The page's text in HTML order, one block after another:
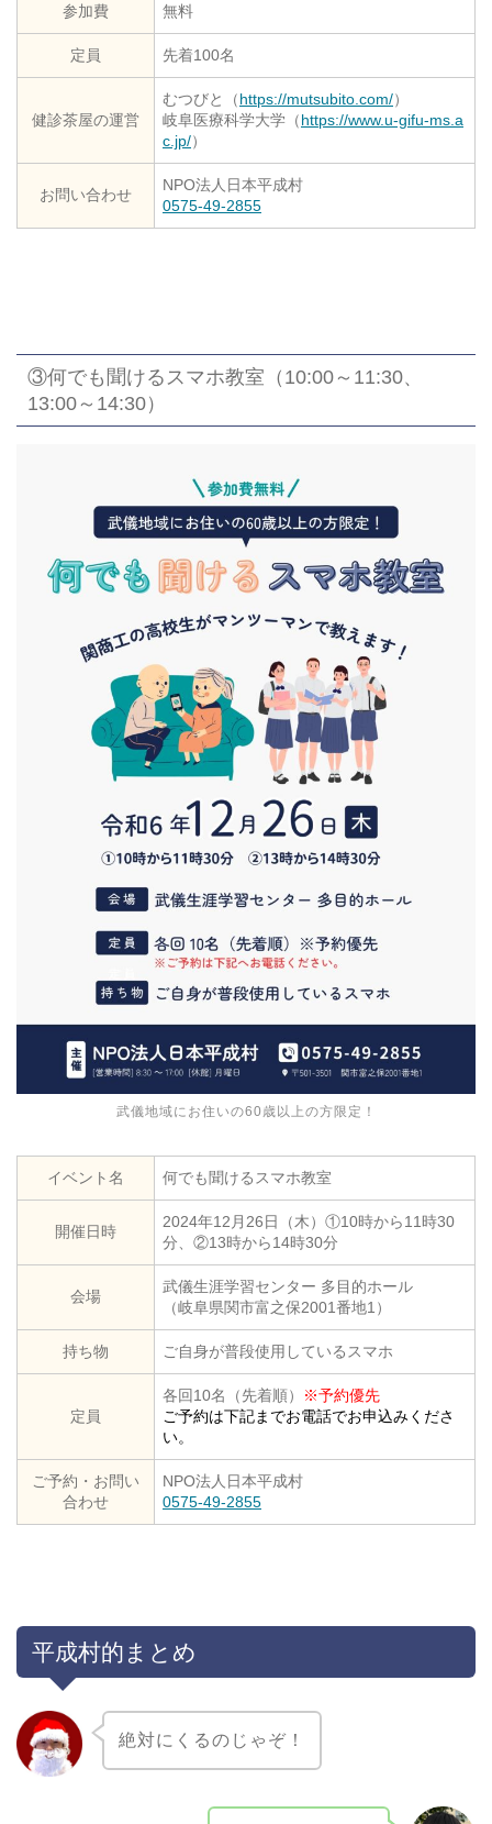
参加費 無料
定員 先着100名
健診茶屋の運営
むつびと（https://mutsubito.com/）
岐阜医療科学大学（https://www.u-gifu-ms.a
c.jp/）
お問い合わせ
NPO法人日本平成村
0575-49-2855
③何でも聞けるスマホ教室（10:00～11:30、
13:00～14:30）
武儀地域にお住いの60歳以上の方限定！
イベント名 何でも聞けるスマホ教室
開催日時
2024年12月26日（木）①10時から11時30
分、②13時から14時30分
会場
武儀生涯学習センター 多目的ホール
（岐阜県関市富之保2001番地1）
持ち物 ご自身が普段使用しているスマホ
定員
各回10名（先着順）
※予約優先
ご予約は下記までお電話でお申込みくださ
い。
ご予約・お問い
合わせ
NPO法人日本平成村
0575-49-2855
平成村的まとめ
絶対にくるのじゃぞ！